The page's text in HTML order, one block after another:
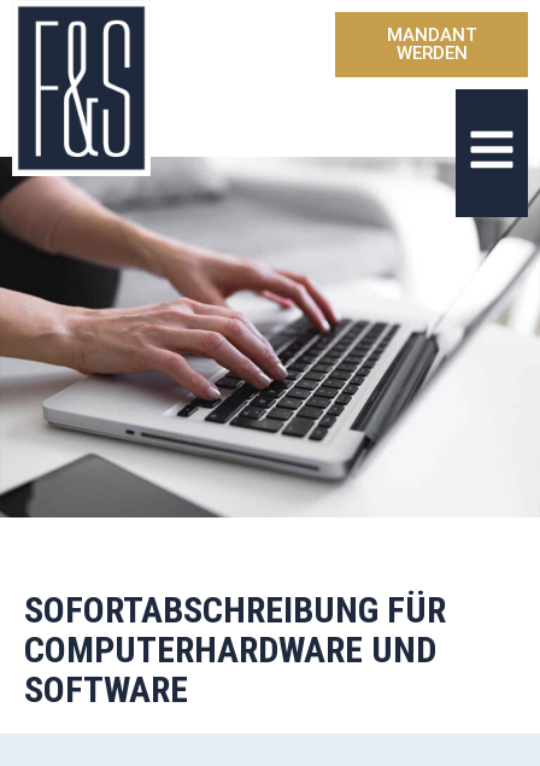
MANDANT
WERDEN
SOFORTABSCHREIBUNG FÜR
COMPUTERHARDWARE UND
SOFTWARE